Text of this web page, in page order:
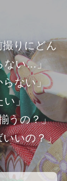
撮りにどん
ない…」
ない」
」
うの？」
いいの？」